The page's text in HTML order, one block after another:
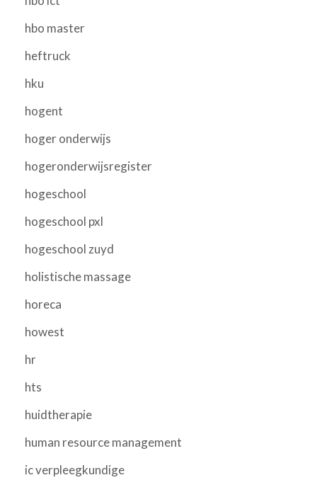
hbo master
heftruck
hku
hogent
hoger onderwijs
hogeronderwijsregister
hogeschool
hogeschool pxl
hogeschool zuyd
holistische massage
horeca
howest
hr
hts
huidtherapie
human resource management
ic verpleegkundige